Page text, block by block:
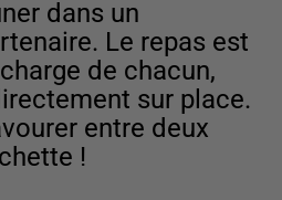
dans un
Le repas est
de chacun,
sur place.
entre deux
!